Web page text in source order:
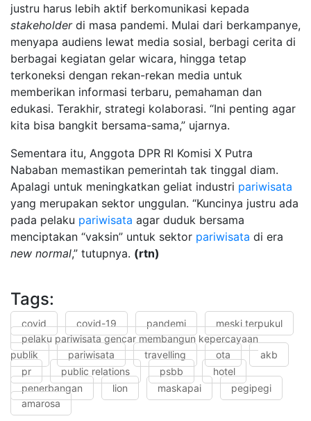
justru harus lebih aktif berkomunikasi kepada
stakeholderdi masa pandemi. Mulai dari berkampanye,
menyapa audiens lewat media sosial, berbagi cerita di
berbagai kegiatan gelar wicara, hingga tetap
terkoneksi dengan rekan-rekan media untuk
memberikan informasi terbaru, pemahaman dan
edukasi. Terakhir, strategi kolaborasi. “Ini penting agar
kita bisa bangkit bersama-sama,” ujarnya.
Sementara itu, Anggota DPR RI Komisi X Putra
Nababan memastikan pemerintah tak tinggal diam.
Apalagi untuk meningkatkan geliat industri pariwisata
yang merupakan sektor unggulan. “Kuncinya justru ada
pada pelaku pariwisata agar duduk bersama
menciptakan “vaksin” untuk sektor pariwisata di era
new normal,” tutupnya. (rtn)
Tags:
covid covid-19 pandemi
meski terpukul
pelaku pariwisata gencar membangun kepercayaan
publik
pariwisata travelling ota
akb
pr
public relations psbb
hotel
penerbangan
lion maskapai
pegipegi
amarosa